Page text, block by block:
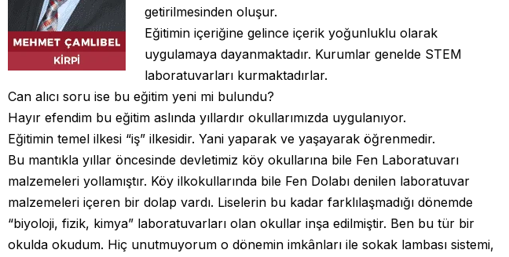
getirilmesinden oluşur.
Eğitimin içeriğine gelince içerik yoğunluklu olarak
uygulamaya dayanmaktadır. Kurumlar genelde STEM
laboratuvarları kurmaktadırlar.
Can alıcı soru ise bu eğitim yeni mi bulundu?
Hayır efendim bu eğitim aslında yıllardır okullarımızda uygulanıyor.
Eğitimin temel ilkesi “iş” ilkesidir. Yani yaparak ve yaşayarak öğrenmedir.
Bu mantıkla yıllar öncesinde devletimiz köy okullarına bile Fen Laboratuvarı
malzemeleri yollamıştır. Köy ilkokullarında bile Fen Dolabı denilen laboratuvar
malzemeleri içeren bir dolap vardı. Liselerin bu kadar farklılaşmadığı dönemde
“biyoloji, fizik, kimya” laboratuvarları olan okullar inşa edilmiştir. Ben bu tür bir
okulda okudum. Hiç unutmuyorum o dönemin imkânları ile sokak lambası sistemi,